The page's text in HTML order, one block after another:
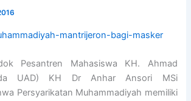
Pesantren Mahasiswa KH. Ahmad
UAD) KH Dr Anhar Ansori MSi
Persyarikatan Muhammadiyah memiliki